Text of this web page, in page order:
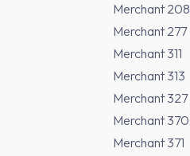
Merchant 208
Merchant 277
Merchant 311
Merchant 313
Merchant 327
Merchant 370
Merchant 371